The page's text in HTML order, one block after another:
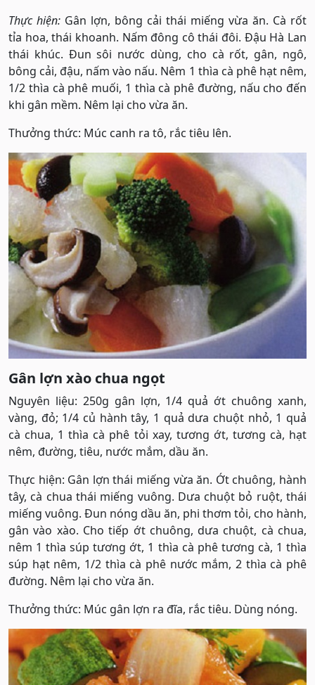
Thực hiện: Gân lợn, bông cải thái miếng vừa ăn. Cà rốt
tỉa hoa, thái khoanh. Nấm đông cô thái đôi. Đậu Hà Lan
thái khúc. Đun sôi nước dùng, cho cà rốt, gân, ngô,
bông cải, đậu, nấm vào nấu. Nêm 1 thìa cà phê hạt nêm,
1/2 thìa cà phê muối, 1 thìa cà phê đường, nấu cho đến
khi gân mềm. Nêm lại cho vừa ăn.
Thưởng thức: Múc canh ra tô, rắc tiêu lên.
Gân lợn xào chua ngọt
Nguyên liệu: 250g gân lợn, 1/4 quả ớt chuông xanh,
vàng, đỏ; 1/4 củ hành tây, 1 quả dưa chuột nhỏ, 1 quả
cà chua, 1 thìa cà phê tỏi xay, tương ớt, tương cà, hạt
nêm, đường, tiêu, nước mắm, dầu ăn.
Thực hiện: Gân lợn thái miếng vừa ăn. Ớt chuông, hành
tây, cà chua thái miếng vuông. Dưa chuột bỏ ruột, thái
miếng vuông. Đun nóng dầu ăn, phi thơm tỏi, cho hành,
gân vào xào. Cho tiếp ớt chuông, dưa chuột, cà chua,
nêm 1 thìa súp tương ớt, 1 thìa cà phê tương cà, 1 thìa
súp hạt nêm, 1/2 thìa cà phê nước mắm, 2 thìa cà phê
đường. Nêm lại cho vừa ăn.
Thưởng thức: Múc gân lợn ra đĩa, rắc tiêu. Dùng nóng.